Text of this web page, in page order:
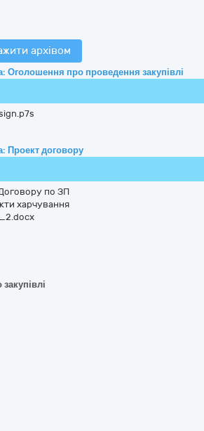
архівом
Оголошення про проведення закупівлі
Проект договору
по ЗП
харчування